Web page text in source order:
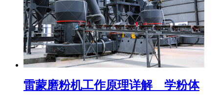
雷蒙磨粉机工作原理详解 _ 学粉体